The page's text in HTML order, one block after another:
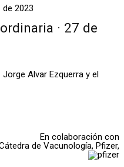
de 2023
· 27 de
Alvar Ezquerra y el
En colaboración con
de Vacunología, Pfizer,